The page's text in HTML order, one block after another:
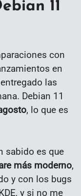
11
con
en
las
Debian 11
, lo que es
sabido es que
más moderno,
y con los bugs
y si no me